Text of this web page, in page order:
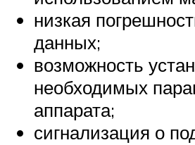
низкая
данных;
возможность
необходимых
аппарата;
сигнализация о